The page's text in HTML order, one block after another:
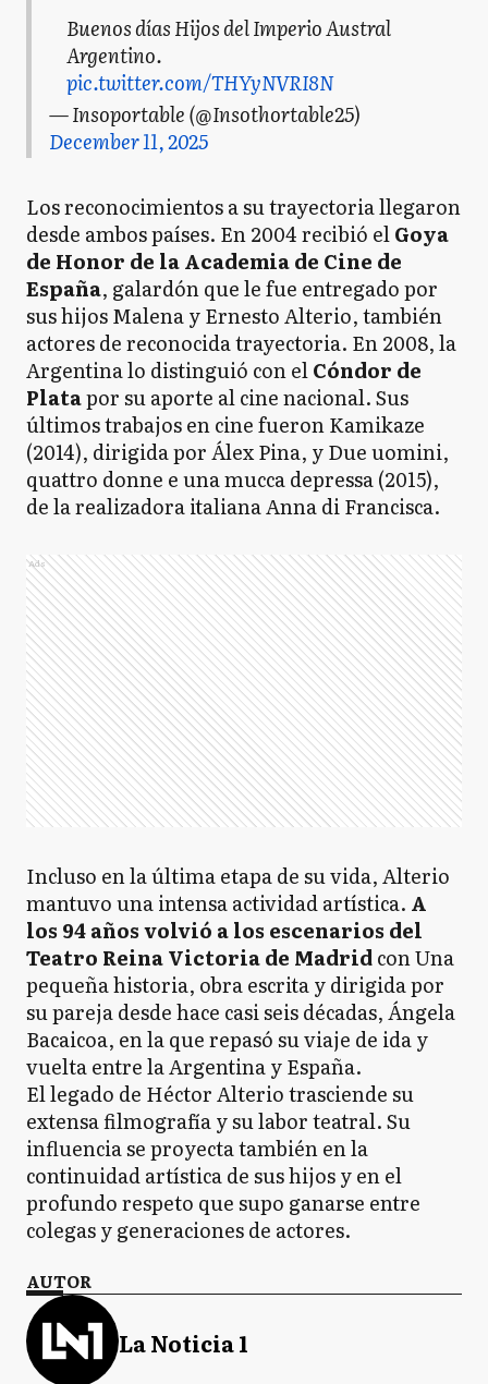
Buenos días Hijos del Imperio Austral
Argentino.
pic.twitter.com/THYyNVRI8N
— Insoportable (@Insothortable25)
December 11, 2025
Los reconocimientos a su trayectoria llegaron
desde ambos países. En 2004 recibió elGoya
de Honor de la Academia de Cine de
España, galardón que le fue entregado por
sus hijos Malena y Ernesto Alterio, también
actores de reconocida trayectoria. En 2008, la
Argentina lo distinguió con elCóndor de
Platapor su aporte al cine nacional. Sus
últimos trabajos en cine fueron Kamikaze
(2014), dirigida por Álex Pina, y Due uomini,
quattro donne e una mucca depressa (2015),
de la realizadora italiana Anna di Francisca.
Ads
Incluso en la última etapa de su vida, Alterio
mantuvo una intensa actividad artística. A
los 94 años volvió a los escenarios del
Teatro Reina Victoria de Madridcon Una
pequeña historia, obra escrita y dirigida por
su pareja desde hace casi seis décadas, Ángela
Bacaicoa, en la que repasó su viaje de ida y
vuelta entre la Argentina y España.
El legado de Héctor Alterio trasciende su
extensa filmografía y su labor teatral. Su
influencia se proyecta también en la
continuidad artística de sus hijos y en el
profundo respeto que supo ganarse entre
colegas y generaciones de actores.
AUTOR
La Noticia 1